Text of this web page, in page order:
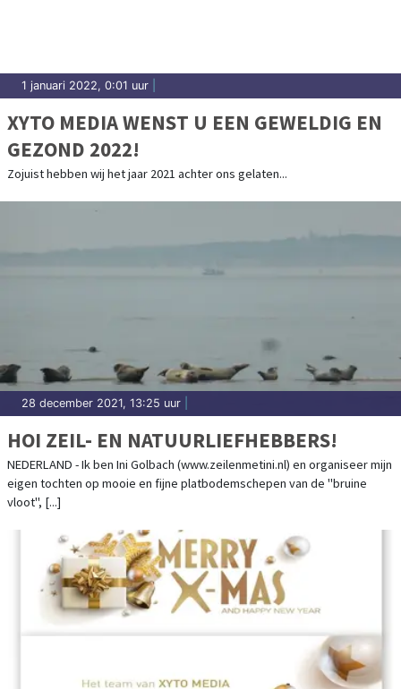
1 januari 2022, 0:01 uur
XYTO MEDIA WENST U EEN GEWELDIG EN
GEZOND 2022!
Zojuist hebben wij het jaar 2021 achter ons gelaten...
28 december 2021, 13:25 uur
HOI ZEIL- EN NATUURLIEFHEBBERS!
NEDERLAND - Ik ben Ini Golbach (www.zeilenmetini.nl) en organiseer mijn
eigen tochten op mooie en fijne platbodemschepen van de "bruine
vloot", [...]